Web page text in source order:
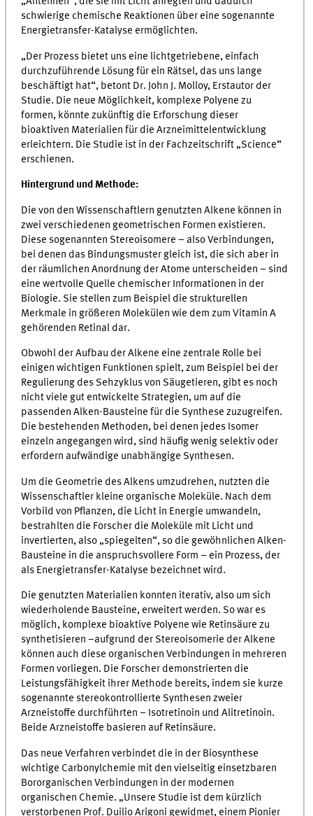
schwierige chemische Reaktionen über eine sogenannte
Energietransfer-Katalyse ermöglichten.
„Der Prozess bietet uns eine lichtgetriebene, einfach
durchzuführende Lösung für ein Rätsel, das uns lange
beschäftigt hat“, betont Dr. John J. Molloy, Erstautor der
Studie. Die neue Möglichkeit, komplexe Polyene zu
formen, könnte zukünftig die Erforschung dieser
bioaktiven Materialien für die Arzneimittelentwicklung
erleichtern. Die Studie ist in der Fachzeitschrift „Science“
erschienen.
Hintergrund und Methode:
Die von den Wissenschaftlern genutzten Alkene können in
zwei verschiedenen geometrischen Formen existieren.
Diese sogenannten Stereoisomere – also Verbindungen,
bei denen das Bindungsmuster gleich ist, die sich aber in
der räumlichen Anordnung der Atome unterscheiden – sind
eine wertvolle Quelle chemischer Informationen in der
Biologie. Sie stellen zum Beispiel die strukturellen
Merkmale in größeren Molekülen wie dem zum Vitamin A
gehörenden Retinal dar.
Obwohl der Aufbau der Alkene eine zentrale Rolle bei
einigen wichtigen Funktionen spielt, zum Beispiel bei der
Regulierung des Sehzyklus von Säugetieren, gibt es noch
nicht viele gut entwickelte Strategien, um auf die
passenden Alken-Bausteine für die Synthese zuzugreifen.
Die bestehenden Methoden, bei denen jedes Isomer
einzeln angegangen wird, sind häufig wenig selektiv oder
erfordern aufwändige unabhängige Synthesen.
Um die Geometrie des Alkens umzudrehen, nutzten die
Wissenschaftler kleine organische Moleküle. Nach dem
Vorbild von Pflanzen, die Licht in Energie umwandeln,
bestrahlten die Forscher die Moleküle mit Licht und
invertierten, also „spiegelten“, so die gewöhnlichen Alken-
Bausteine in die anspruchsvollere Form – ein Prozess, der
als Energietransfer-Katalyse bezeichnet wird.
Die genutzten Materialien konnten iterativ, also um sich
wiederholende Bausteine, erweitert werden. So war es
möglich, komplexe bioaktive Polyene wie Retinsäure zu
synthetisieren –aufgrund der Stereoisomerie der Alkene
können auch diese organischen Verbindungen in mehreren
Formen vorliegen. Die Forscher demonstrierten die
Leistungsfähigkeit ihrer Methode bereits, indem sie kurze
sogenannte stereokontrollierte Synthesen zweier
Arzneistoffe durchführten – Isotretinoin und Alitretinoin.
Beide Arzneistoffe basieren auf Retinsäure.
Das neue Verfahren verbindet die in der Biosynthese
wichtige Carbonylchemie mit den vielseitig einsetzbaren
Bororganischen Verbindungen in der modernen
organischen Chemie. „Unsere Studie ist dem kürzlich
verstorbenen Prof. Duilio Arigoni gewidmet, einem Pionier